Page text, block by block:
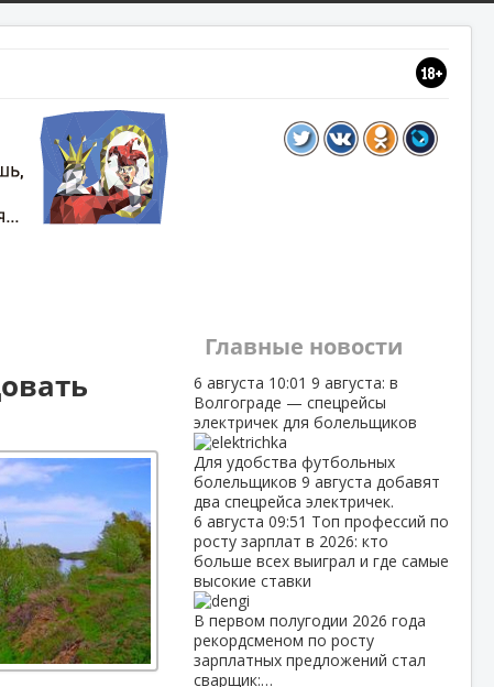
Главные новости
6 августа 10:01 9 августа: в
Волгограде — спецрейсы
электричек для болельщиков
Для удобства футбольных
болельщиков 9 августа добавят
два спецрейса электричек.
6 августа 09:51 Топ профессий по
росту зарплат в 2026: кто
больше всех выиграл и где самые
высокие ставки
В первом полугодии 2026 года
рекордсменом по росту
зарплатных предложений стал
сварщик:…